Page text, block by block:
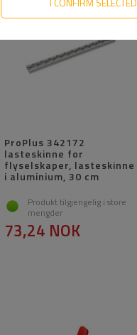
ProPlus 342172
lasteskinne for
flyselskaper, lasteskinne
i aluminium, 30 cm
Produkt tilgjengelig i store
mengder
73,24 NOK